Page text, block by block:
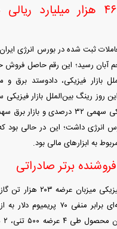
ثبت ارزش ۴۶.۵ هزار میلیارد
آبان رسید؛ این رقم حاصل
بازار فیزیکی، دادوستد برق و
رینگ داخلی بازار فیزیکی سهمی ۳۲
انرژی داشت؛ این در حالی
به ابزار‌های مالی بود.
برتر صادراتی
رینگ بین‌الملل بازار
گاز ایران با قیمت پایه‌ای برابر